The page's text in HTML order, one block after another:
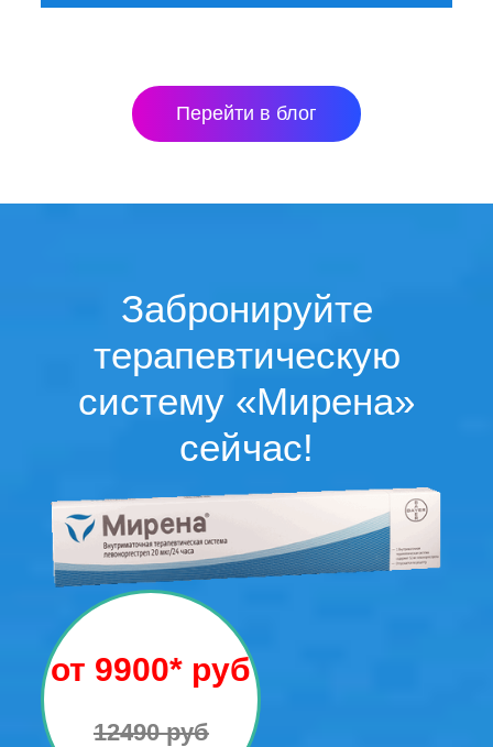
Перейти в блог
Забронируйте
терапевтическую
систему «Мирена»
сейчас!
от 9900* руб
12490 руб